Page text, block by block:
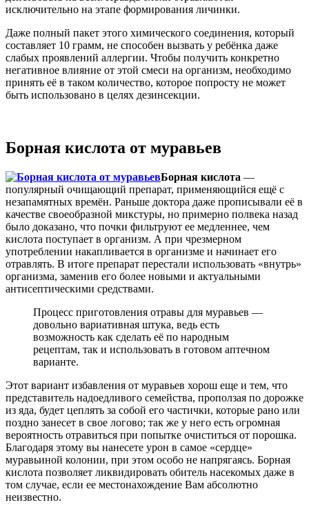
исключительно на этапе формирования личинки.
Даже полный пакет этого химического соединения, который
составляет 10 грамм, не способен вызвать у ребёнка даже
слабых проявлений аллергии. Чтобы получить конкретно
негативное влияние от этой смеси на организм, необходимо
принять её в таком количество, которое попросту не может
быть использовано в целях дезинсекции.
Борная кислота от муравьев
Борная кислота —
популярный очищающий препарат, применяющийся ещё с
незапамятных времён. Раньше доктора даже прописывали её в
качестве своеобразной микстуры, но примерно полвека назад
было доказано, что почки фильтруют ее медленнее, чем
кислота поступает в организм. А при чрезмерном
употреблении накапливается в организме и начинает его
отравлять. В итоге препарат перестали использовать «внутрь»
организма, заменив его более новыми и актуальными
антисептическими средствами.
Процесс приготовления отравы для муравьев —
довольно вариативная штука, ведь есть
возможность как сделать её по народным
рецептам, так и использовать в готовом аптечном
варианте.
Этот вариант избавления от муравьев хорош еще и тем, что
представитель надоедливого семейства, проползая по дорожке
из яда, будет цеплять за собой его частички, которые рано или
поздно занесет в свое логово; так же у него есть огромная
вероятность отравиться при попытке очиститься от порошка.
Благодаря этому вы нанесете урон в самое «сердце»
муравьиной колонии, при этом особо не напрягаясь. Борная
кислота позволяет ликвидировать обитель насекомых даже в
том случае, если ее местонахождение Вам абсолютно
неизвестно.